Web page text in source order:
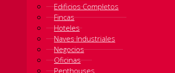
Edificios Completos
Fincas
Hoteles
Naves Industriales
Negocios
Oficinas
Penthouses